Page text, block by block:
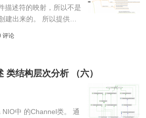
描述符的映射，所以不是
。 所以提供了
2/w/300
评论
类结构层次分析 （六）
中 的Channel类。 通